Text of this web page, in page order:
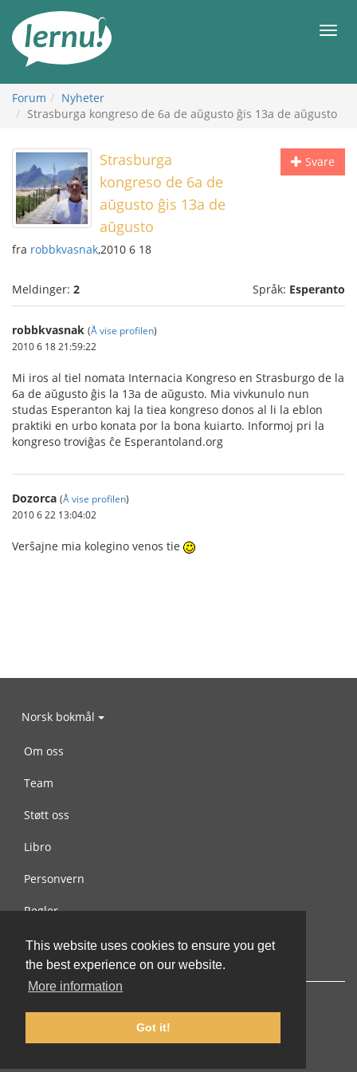
This website uses cookies to ensure you get
the best experience on our website.
More information
Got it!
innholdet
Meny
Forum
Nyheter
Strasburga kongreso de 6a de aŭgusto ĝis 13a de aŭgusto
Svare
Strasburga
kongreso de 6a de
aŭgusto ĝis 13a de
aŭgusto
fra robbkvasnak,2010 6 18
Meldinger: 2 Språk: Esperanto
robbkvasnak (Å vise profilen)
2010 6 18 21:59:22
Mi iros al tiel nomata Internacia Kongreso en Strasburgo de la
6a de aŭgusto ĝis la 13a de aŭgusto. Mia vivkunulo nun
studas Esperanton kaj la tiea kongreso donos al li la eblon
praktiki en urbo konata por la bona kuiarto. Informoj pri la
kongreso troviĝas ĉe Esperantoland.org
Dozorca (Å vise profilen)
2010 6 22 13:04:02
Verŝajne mia kolegino venos tie
Norsk bokmål
Om oss
Team
Støtt oss
Libro
Personvern
Regler
Kontakt oss
© 2002-2026 lernu.net |Impressum